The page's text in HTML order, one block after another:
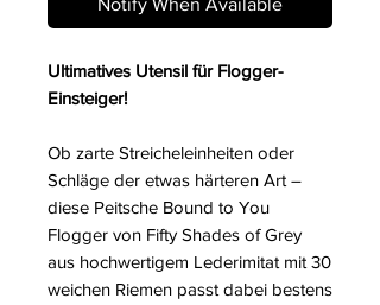
Notify When Available
Ultimatives Utensil für Flogger-
Einsteiger!
Ob zarte Streicheleinheiten oder
Schläge der etwas härteren Art –
diese Peitsche Bound to You
Flogger von Fifty Shades of Grey
aus hochwertigem Lederimitat mit 30
weichen Riemen passt dabei bestens